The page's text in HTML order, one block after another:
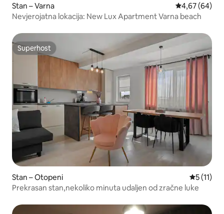
Stan – Varna Prosječna
4,67 (64)
Nevjerojatna lokacija: New Lux Apartment Varna beach
Superhost
Superhost
Stan – Otopeni
5 (11)
Prekrasan stan,nekoliko minuta udaljen od zračne luke